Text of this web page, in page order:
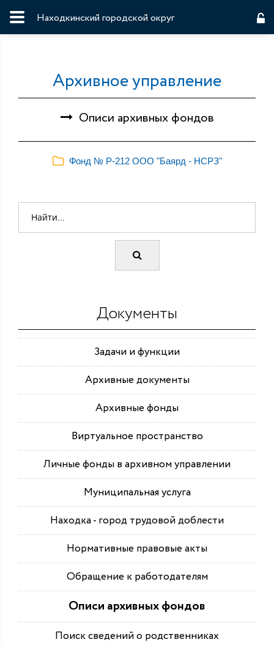
Находкинский городской округ
Архивное управление
Описи архивных фондов
Фонд № Р-212 ООО "Баярд - НСРЗ"
Документы
Задачи и функции
Архивные документы
Архивные фонды
Виртуальное пространство
Личные фонды в архивном управлении
Муниципальная услуга
Находка - город трудовой доблести
Нормативные правовые акты
Обращение к работодателям
Описи архивных фондов
Поиск сведений о родственниках